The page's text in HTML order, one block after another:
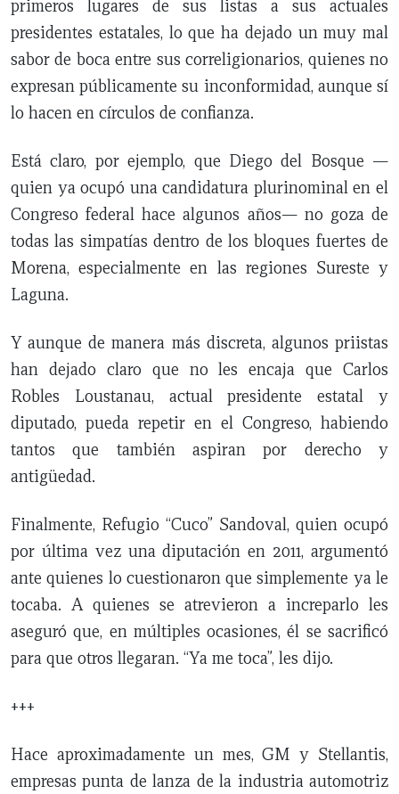
primeros lugares de sus listas a sus actuales
presidentes estatales, lo que ha dejado un muy mal
sabor de boca entre sus correligionarios, quienes no
expresan públicamente su inconformidad, aunque sí
lo hacen en círculos de confianza.
Está claro, por ejemplo, que Diego del Bosque —
quien ya ocupó una candidatura plurinominal en el
Congreso federal hace algunos años— no goza de
todas las simpatías dentro de los bloques fuertes de
Morena, especialmente en las regiones Sureste y
Laguna.
Y aunque de manera más discreta, algunos priistas
han dejado claro que no les encaja que Carlos
Robles Loustanau, actual presidente estatal y
diputado, pueda repetir en el Congreso, habiendo
tantos que también aspiran por derecho y
antigüedad.
Finalmente, Refugio “Cuco” Sandoval, quien ocupó
por última vez una diputación en 2011, argumentó
ante quienes lo cuestionaron que simplemente ya le
tocaba. A quienes se atrevieron a increparlo les
aseguró que, en múltiples ocasiones, él se sacrificó
para que otros llegaran. “Ya me toca”, les dijo.
+++
Hace aproximadamente un mes, GM y Stellantis,
empresas punta de lanza de la industria automotriz